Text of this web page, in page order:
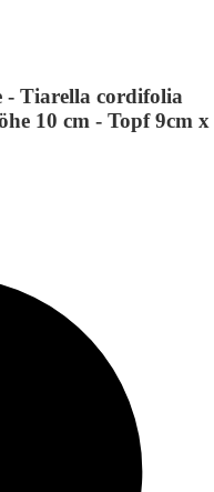
- Tiarella cordifolia
10 cm - Topf 9cm x